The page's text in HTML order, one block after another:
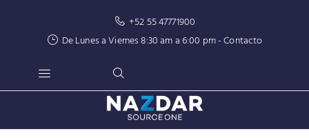
+52 55 47771900
De Lunes a Viernes 8:30 am a 6:00 pm -Contacto